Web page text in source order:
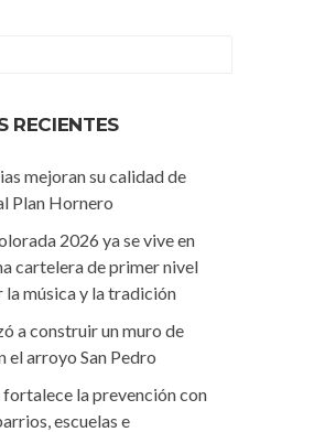
RECIENTES
mejoran su calidad de
Plan Hornero
2026 ya se vive en
cartelera de primer nivel
la música y la tradición
a construir un muro de
el arroyo San Pedro
fortalece la prevención con
escuelas e